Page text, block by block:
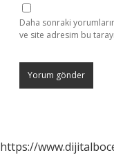
Daha sonraki
ve site adresim bu
https://